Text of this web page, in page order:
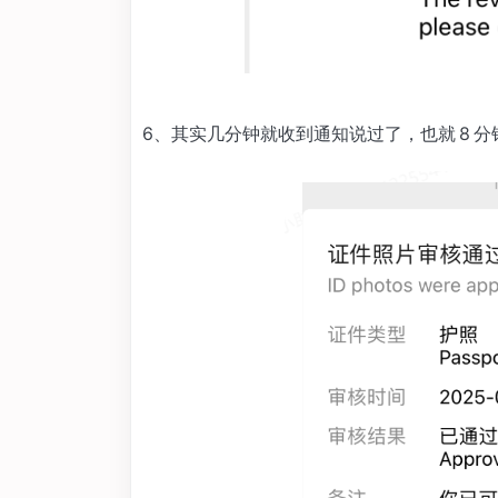
6、其实几分钟就收到通知说过了，也就 8 分